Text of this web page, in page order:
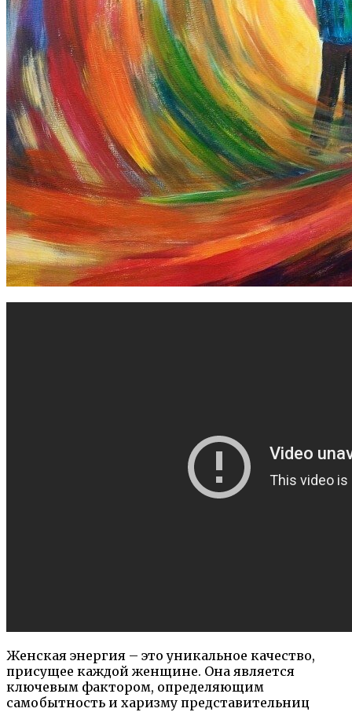
Женская энергия – это уникальное качество,
присущее каждой женщине. Она является
ключевым фактором, определяющим
самобытность и харизму представительниц